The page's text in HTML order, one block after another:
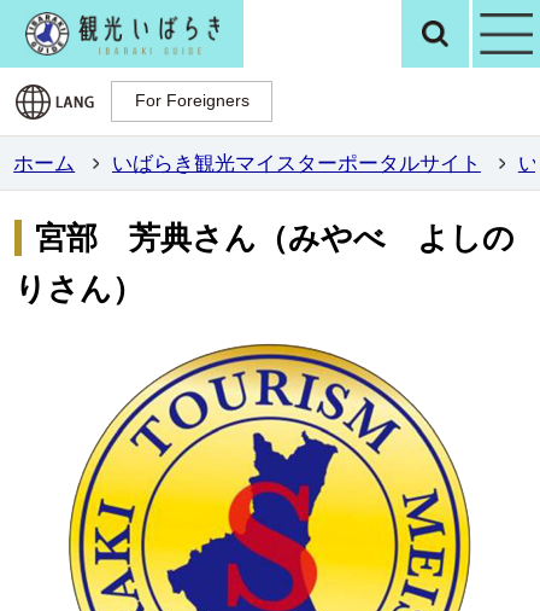
観光いばらき検
For Foreigners
For Foreigners
ホーム いばらき観光マイスターポータルサイト
宮部 芳典さん（みやべ よしの
りさん）